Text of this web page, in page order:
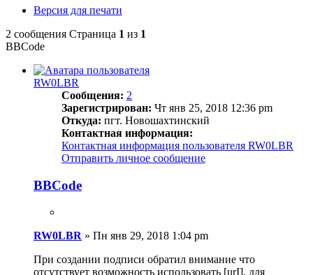
Версия для печати
2 сообщения Страница 1 из 1
BBCode
RW0LBR
Сообщения: 2
Зарегистрирован: Чт янв 25, 2018 12:36 pm
Откуда: пгт. Новошахтинский
Контактная информация:
Контактная информация пользователя RW0LBR
Отправить личное сообщение
BBCode
RW0LBR » Пн янв 29, 2018 1:04 pm
При создании подписи обратил внимание что
отсутствует возможность использовать [urI], для